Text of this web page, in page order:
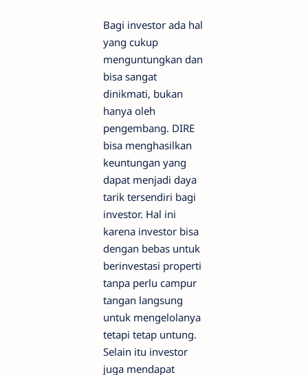
Bagi investor ada hal
yang cukup
menguntungkan dan
bisa sangat
dinikmati, bukan
hanya oleh
pengembang. DIRE
bisa menghasilkan
keuntungan yang
dapat menjadi daya
tarik tersendiri bagi
investor. Hal ini
karena investor bisa
dengan bebas untuk
berinvestasi properti
tanpa perlu campur
tangan langsung
untuk mengelolanya
tetapi tetap untung.
Selain itu investor
juga mendapat